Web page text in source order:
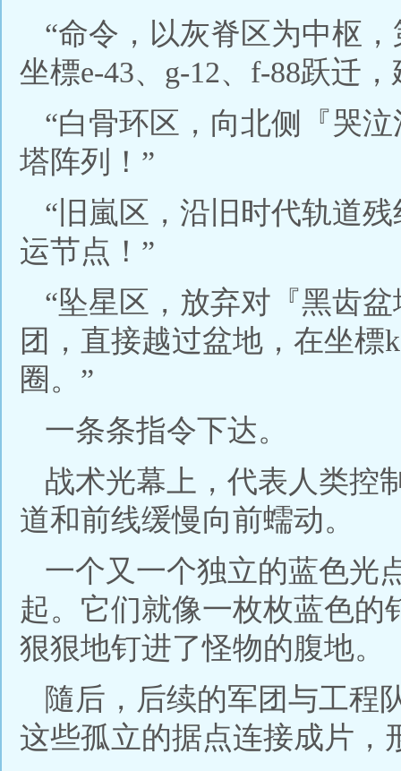
“命令，以灰脊区为中枢
坐標e-43、g-12、f-88跃迁
“白骨环区，向北侧『哭
塔阵列！”
“旧嵐区，沿旧时代轨道
运节点！”
“坠星区，放弃对『黑齿
团，直接越过盆地，在坐標
圈。”
一条条指令下达。
战术光幕上，代表人类控
道和前线缓慢向前蠕动。
一个又一个独立的蓝色光
起。它们就像一枚枚蓝色的
狠狠地钉进了怪物的腹地。
隨后，后续的军团与工程
这些孤立的据点连接成片，